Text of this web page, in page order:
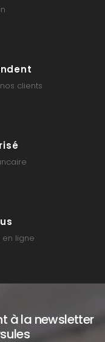
clients
ligne
à la newsletter